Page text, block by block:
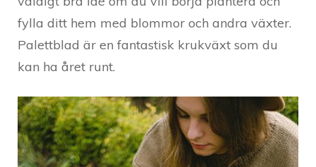
fylla ditt hem med blommor och andra växter.
Palettblad är en fantastisk krukväxt som du
kan ha året runt.